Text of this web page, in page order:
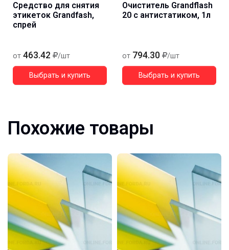
Средство для снятия
этикеток Grandfash,
спрей
от 463.42 /шт
Выбрать и купить
Очиститель Grandflash
20 с антистатиком, 1л
от 794.30 /шт
Выбрать и купить
Похожие товары